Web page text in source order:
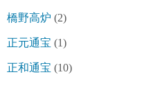
橋野高炉 (2)
正元通宝 (1)
正和通宝 (10)